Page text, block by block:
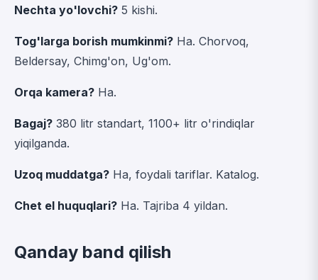
Nechta yo'lovchi? 5 kishi.
Tog'larga borish mumkinmi? Ha. Chorvoq,
Beldersay, Chimg'on, Ug'om.
Orqa kamera? Ha.
Bagaj? 380 litr standart, 1100+ litr o'rindiqlar
yiqilganda.
Uzoq muddatga? Ha, foydali tariflar. Katalog.
Chet el huquqlari? Ha. Tajriba 4 yildan.
Qanday band qilish